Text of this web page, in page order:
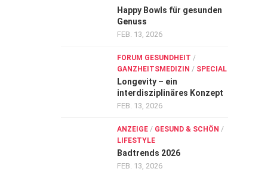
Happy Bowls für gesunden
Genuss
FEB. 13, 2026
FORUM GESUNDHEIT /
GANZHEITSMEDIZIN / SPECIAL
Longevity – ein
interdisziplinäres Konzept
FEB. 13, 2026
ANZEIGE / GESUND & SCHÖN /
LIFESTYLE
Badtrends 2026
FEB. 13, 2026